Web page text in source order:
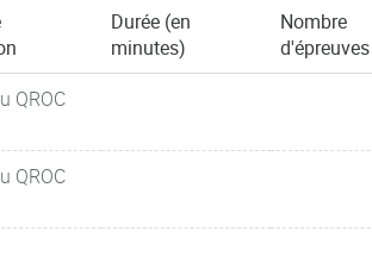
Durée (en
minutes)
Nombre
d'épreuves
QROC
QROC